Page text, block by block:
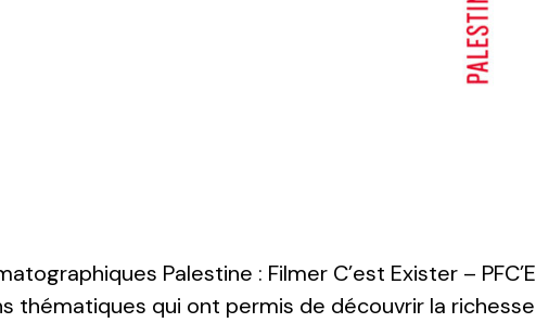
Palestine : Filmer C’est Exister – PFC’E
thématiques qui ont permis de découvrir la richesse